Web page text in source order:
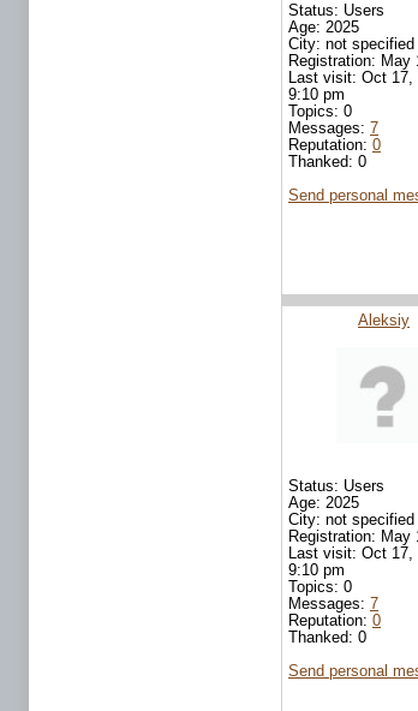
Status: Users
Age: 2025
City: not specified
Registration: May
Last visit: Oct 17,
9:10 pm
Topics: 0
Messages: 7
Reputation: 0
Thanked: 0
Send personal
Aleksiy
Status: Users
Age: 2025
City: not specified
Registration: May
Last visit: Oct 17,
9:10 pm
Topics: 0
Messages: 7
Reputation: 0
Thanked: 0
Send personal